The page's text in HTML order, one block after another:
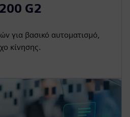
G2
για βασικό αυτοματισμό,
κίνησης.